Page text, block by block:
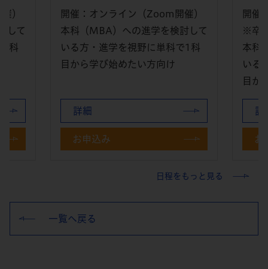
）
して
1科
開催：オンライン（Zoom開催）
本科（MBA）への進学を検討して
いる方・進学を視野に単科で1科
目から学び始めたい方向け
詳細
お申込み
開催
※卒
本科
いる
目か
詳
お
日程をもっと見る
一覧へ戻る